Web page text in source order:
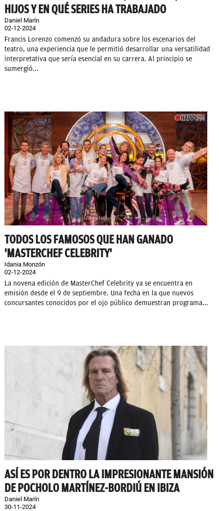
HIJOS Y EN QUÉ SERIES HA TRABAJADO
Daniel Marín
02-12-2024
Francis Lorenzo comenzó su andadura sobre los escenarios del
teatro, una experiencia que le permitió desarrollar una versatilidad
interpretativa que sería esencial en su carrera. Al principio se
sumergió...
TODOS LOS FAMOSOS QUE HAN GANADO
'MASTERCHEF CELEBRITY'
Idania Monzón
02-12-2024
La novena edición de MasterChef Celebrity ya se encuentra en
emisión desde el 9 de septiembre. Una fecha en la que nuevos
concursantes conocidos por el ojo público demuestran programa...
ASÍ ES POR DENTRO LA IMPRESIONANTE MANSIÓN
DE POCHOLO MARTÍNEZ-BORDIÚ EN IBIZA
Daniel Marín
30-11-2024